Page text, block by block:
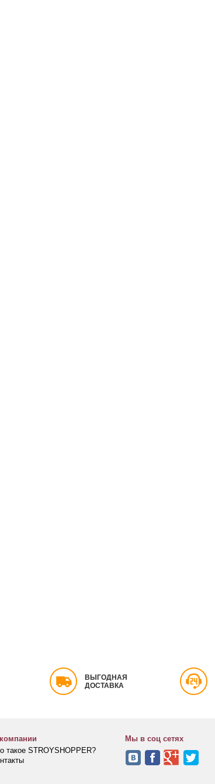
ВЫГОДНАЯ
ДОСТАВКА
такое STROYSHOPPER?
Мы в соц сетях